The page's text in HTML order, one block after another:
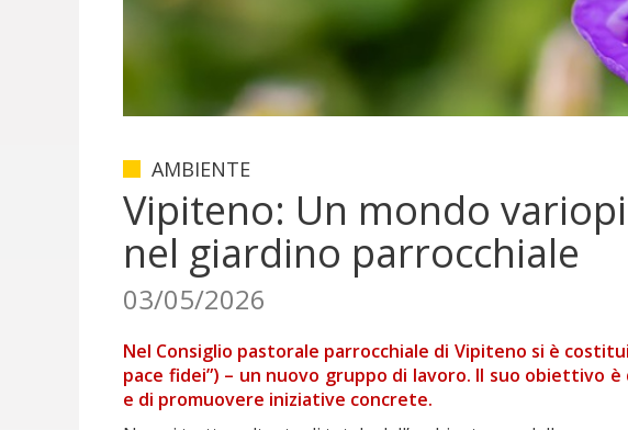
AMBIENTE
Vipiteno: Un mondo
nel giardino parrocchiale
03/05/2026
Nel Consiglio pastorale parrocchiale di Vipiteno si è
pace fidei”) – un nuovo gruppo di lavoro. Il suo obiettivo
e di promuovere iniziative concrete.